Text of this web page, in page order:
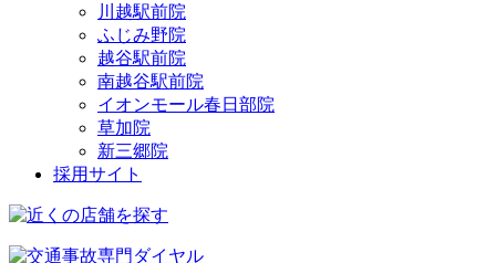
川越駅前院
ふじみ野院
越谷駅前院
南越谷駅前院
イオンモール春日部院
草加院
新三郷院
採用サイト